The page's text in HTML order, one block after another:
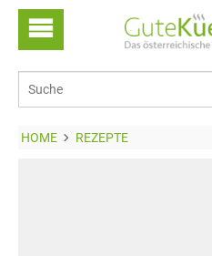
HOME REZEPTE